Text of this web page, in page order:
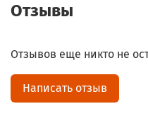
Отзывы
Отзывов еще никто не
Написать отзыв